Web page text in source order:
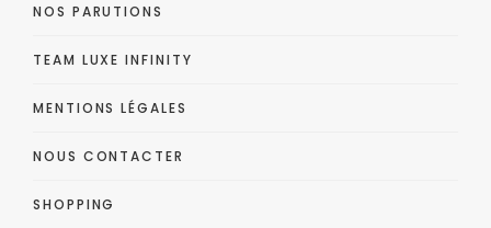
NOS PARUTIONS
TEAM LUXE INFINITY
MENTIONS LÉGALES
NOUS CONTACTER
SHOPPING